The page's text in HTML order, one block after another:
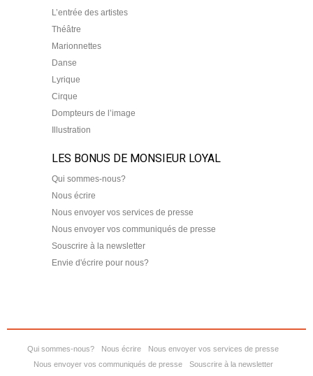
L’entrée des artistes
Théâtre
Marionnettes
Danse
Lyrique
Cirque
Dompteurs de l’image
Illustration
LES BONUS DE MONSIEUR LOYAL
Qui sommes-nous?
Nous écrire
Nous envoyer vos services de presse
Nous envoyer vos communiqués de presse
Souscrire à la newsletter
Envie d'écrire pour nous?
Qui sommes-nous? Nous écrire
Nous envoyer vos services de presse
Nous envoyer vos communiqués de presse
Souscrire à la newsletter